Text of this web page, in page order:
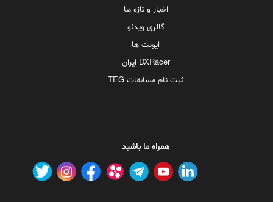
اخبار و تازه ها
گالری ویدئو
ایونت ها
DXRacer ایران
ثبت نام مسابقات TEG
همراه ما باشید